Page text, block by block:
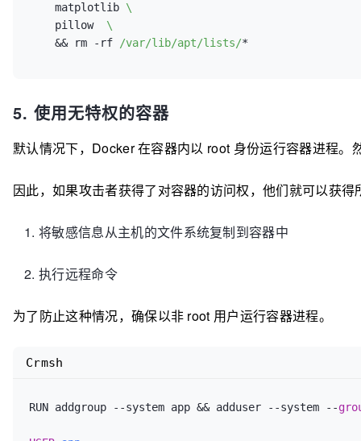
matplotlib \
pillow \
&& rm -rf
/var/lib/apt/lists/
5. 使用无特权的容器
默认情况下，Docker 在容器内以 root 身份运行容器进程
因此，如果攻击者获得了对容器的访问权，他们就可以获
将敏感信息从主机的文件系统复制到容器中
执行远程命令
为了防止这种情况，确保以非 root 用户运行容器进程。
RUN addgroup --system app && adduser --system --
Crmsh